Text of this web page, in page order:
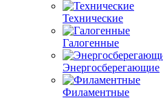
Технические
Галогенные
Энергосберегающие
Филаментные